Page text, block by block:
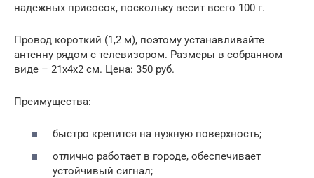
надежных присосок, поскольку весит всего 100 г.
Провод короткий (1,2 м), поэтому устанавливайте
антенну рядом с телевизором. Размеры в собранном
виде – 21х4х2 см. Цена: 350 руб.
Преимущества:
быстро крепится на нужную поверхность;
отлично работает в городе, обеспечивает
устойчивый сигнал;